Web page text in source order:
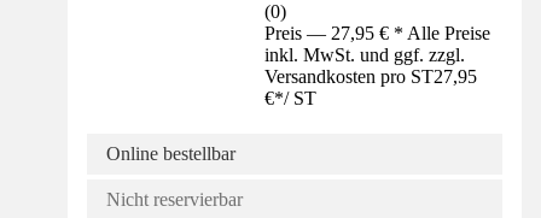
(0)
Preis — 27,95 € * Alle Preise
inkl. MwSt. und ggf. zzgl.
Versandkosten pro ST27,95
€*/ ST
Online bestellbar
Nicht reservierbar